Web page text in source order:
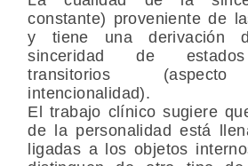
constante) proveniente de
y tiene una derivación
sinceridad de estados
transitorios (aspecto
intencionalidad).
El trabajo clínico sugiere
de la personalidad está
ligadas a los objetos